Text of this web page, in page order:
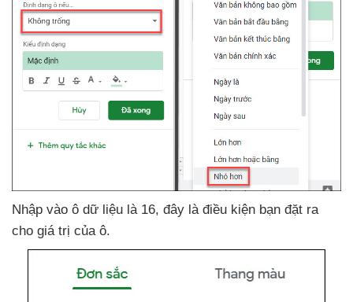
Nhập vào ô dữ liệu là 16, đây là điều kiện bạn đặt ra
cho giá trị của ô.